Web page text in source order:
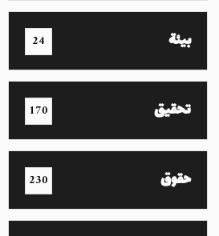
بيئة 24
تحقيق 170
حقوق 230